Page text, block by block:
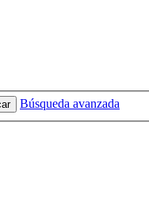
Búsqueda avanzada